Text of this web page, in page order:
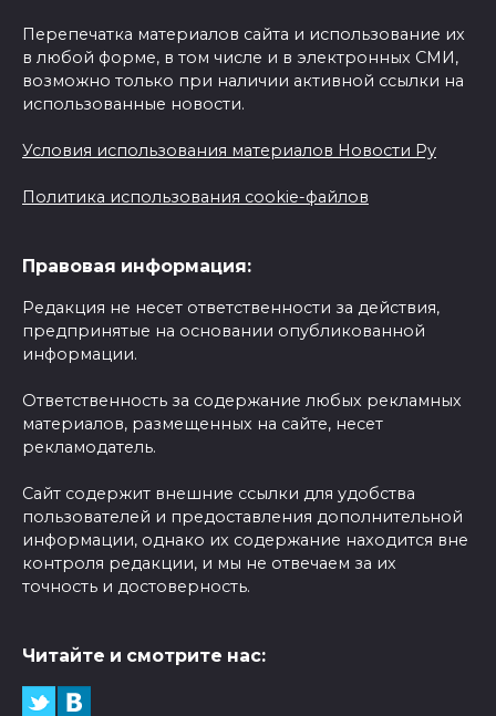
Перепечатка материалов сайта и использование их
в любой форме, в том числе и в электронных СМИ,
возможно только при наличии активной ссылки на
использованные новости.
Условия использования материалов Новости Ру
Политика использования cookie-файлов
Правовая информация:
Редакция не несет ответственности за действия,
предпринятые на основании опубликованной
информации.
Ответственность за содержание любых рекламных
материалов, размещенных на сайте, несет
рекламодатель.
Сайт содержит внешние ссылки для удобства
пользователей и предоставления дополнительной
информации, однако их содержание находится вне
контроля редакции, и мы не отвечаем за их
точность и достоверность.
Читайте и смотрите нас: